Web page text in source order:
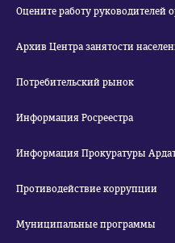
Оцените работу руководителей
Архив Центра занятости
Потребительский рынок
Информация Росреестра
Информация Прокуратуры
Противодействие коррупции
Муниципальные программы